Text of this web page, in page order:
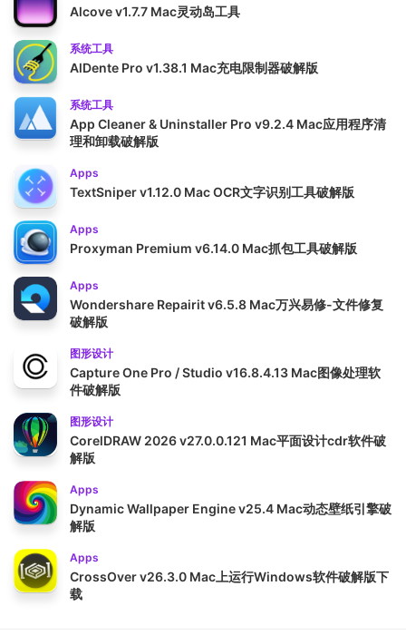
Alcove v1.7.7 Mac灵动岛工具
系统工具
AlDente Pro v1.38.1 Mac充电限制器破解版
系统工具
App Cleaner & Uninstaller Pro v9.2.4 Mac应用程序清
理和卸载破解版
Apps
TextSniper v1.12.0 Mac OCR文字识别工具破解版
Apps
Proxyman Premium v6.14.0 Mac抓包工具破解版
Apps
Wondershare Repairit v6.5.8 Mac万兴易修-文件修复
破解版
图形设计
Capture One Pro / Studio v16.8.4.13 Mac图像处理软
件破解版
图形设计
CorelDRAW 2026 v27.0.0.121 Mac平面设计cdr软件破
解版
Apps
Dynamic Wallpaper Engine v25.4 Mac动态壁纸引擎破
解版
Apps
CrossOver v26.3.0 Mac上运行Windows软件破解版下
载